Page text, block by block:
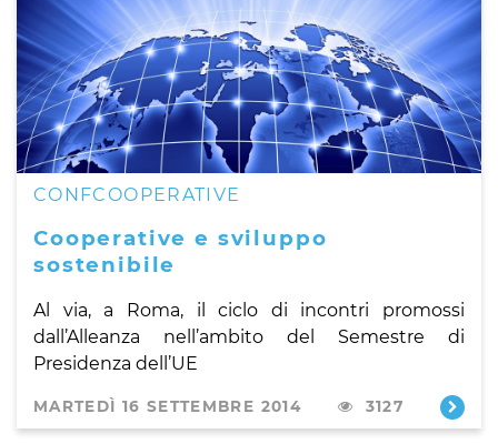
CONFCOOPERATIVE
Cooperative e sviluppo
sostenibile
Al via, a Roma, il ciclo di incontri promossi
dall’Alleanza nell’ambito del Semestre di
Presidenza dell’UE
MARTEDÌ 16 SETTEMBRE 2014 3127